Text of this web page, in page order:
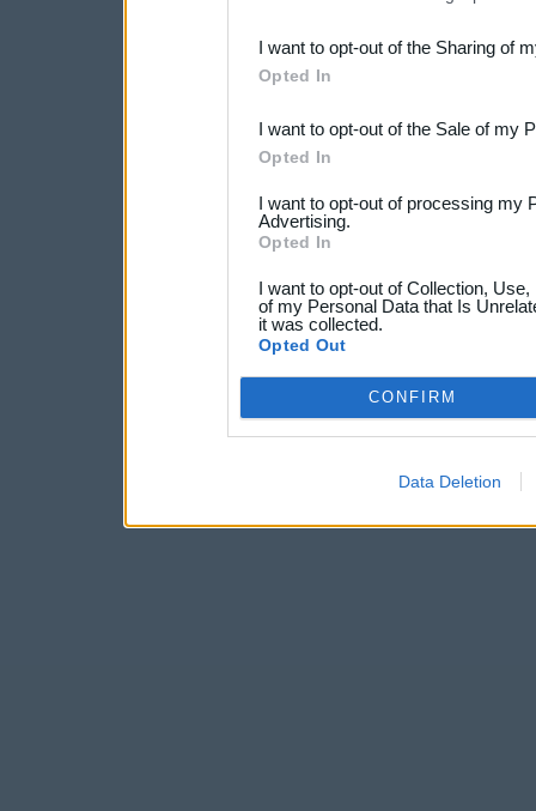
Downstream Participants
third parties.
I want to opt-out of the Sharing of
Opted In
I want to opt-out of the Sale of my
Opted In
I want to opt-out of processing my
Advertising.
Opted In
I want to opt-out of Collection,
of my Personal Data that Is
it was collected.
Opted Out
CONFIRM
Data Deletion